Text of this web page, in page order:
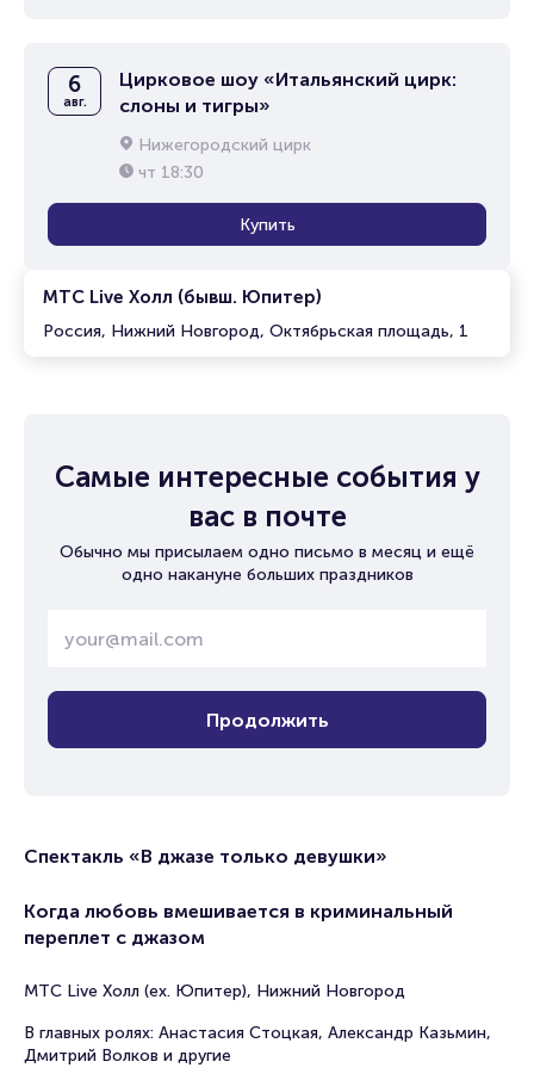
МТС Live Холл (бывш. Юпитер)
Россия, Нижний Новгород, Октябрьская площадь, 1
6
авг.
Цирковое шоу «Итальянский цирк:
слоны и тигры»
Нижегородский цирк
чт 18:30
Купить
Самые интересные события у
вас в почте
Обычно мы присылаем одно письмо в месяц и ещё
одно накануне больших праздников
Продолжить
Спектакль «В джазе только девушки»
Когда любовь вмешивается в криминальный
переплет с джазом
МТС Live Холл (ex. Юпитер), Нижний Новгород
В главных ролях: Анастасия Стоцкая, Александр Казьмин,
Дмитрий Волков и другие